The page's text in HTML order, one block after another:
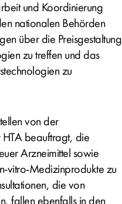
und Koordinierung
nationalen Behörden
über die Preisgestaltung
zu treffen und das
zu
von der
beauftragt, die
Arzneimittel sowie
vitro-Medizinprodukte zu
die von
fallen ebenfalls in den